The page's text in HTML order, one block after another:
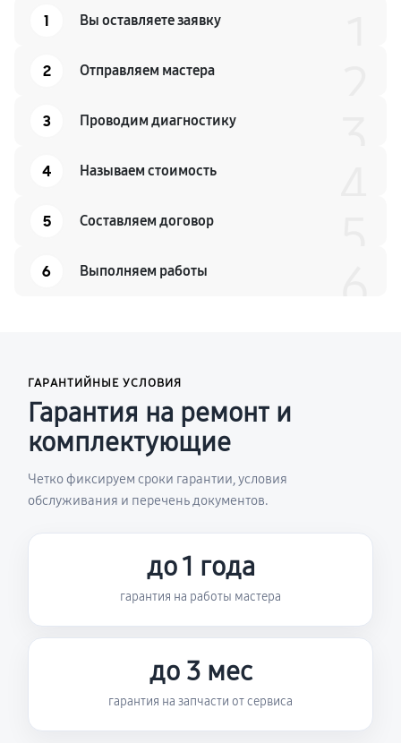
1 Вы оставляете заявку
2 Отправляем мастера
3 Проводим диагностику
4 Называем стоимость
5 Составляем договор
6 Выполняем работы
ГАРАНТИЙНЫЕ УСЛОВИЯ
Гарантия на ремонт и
комплектующие
Четко фиксируем сроки гарантии, условия
обслуживания и перечень документов.
до 1 года
гарантия на работы мастера
до 3 мес
гарантия на запчасти от сервиса